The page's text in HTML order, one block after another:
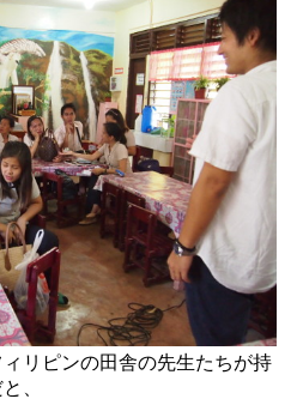
リピンの田舎の先生たちが持
、